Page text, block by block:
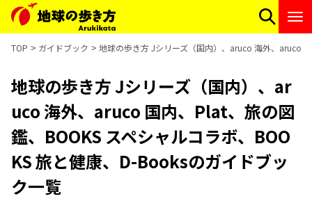
TOP ガイドブック 地球の歩き方 Jシリーズ（国内）、aruco 海外、aruco
地球の歩き方 Jシリーズ（国内）、ar
uco 海外、aruco 国内、Plat、旅の図
鑑、BOOKS スペシャルコラボ、BOO
KS 旅と健康、D-Booksのガイドブッ
ク一覧